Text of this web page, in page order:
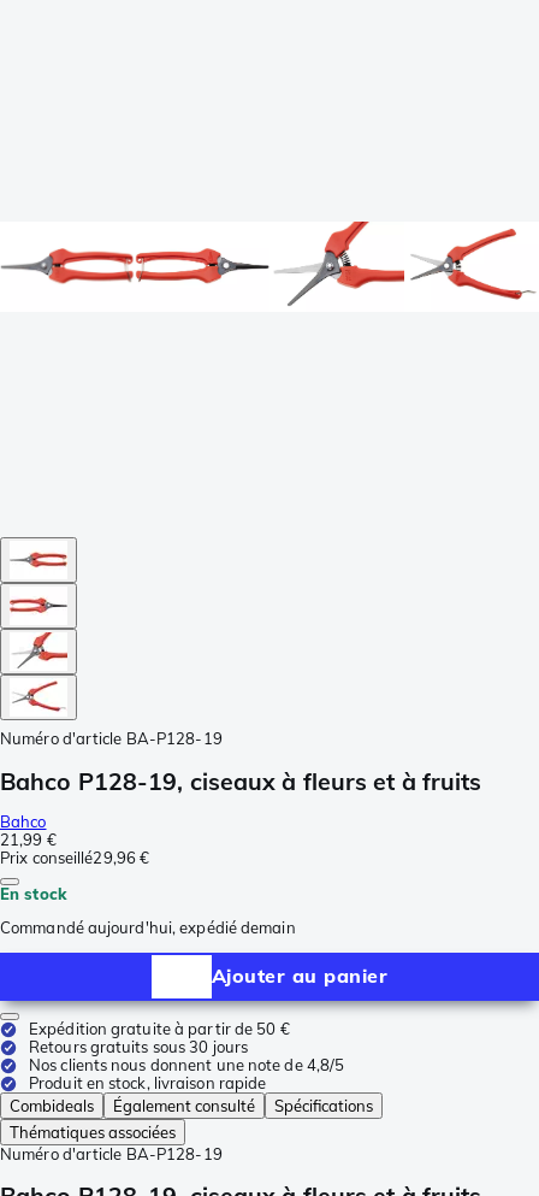
Numéro d'article BA-P128-19
Bahco P128-19, ciseaux à fleurs et à fruits
Bahco
21,99 €
Prix conseillé29,96 €
En stock
Commandé aujourd'hui, expédié demain
Ajouter au panier
Expédition gratuite à partir de 50 €
Retours gratuits sous 30 jours
Nos clients nous donnent une note de 4,8/5
Produit en stock, livraison rapide
Combideals
Également consulté
Spécifications
Thématiques associées
Numéro d'article BA-P128-19